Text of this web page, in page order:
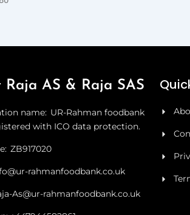
Raja AS & Raja SAS
name: UR-Rahman foodbank
with ICO data protection.
ZB917020
rahmanfoodbank.co.uk
As@ur-rahmanfoodbank.co.uk